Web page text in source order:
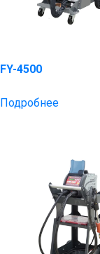
FY-4500
Подробнее